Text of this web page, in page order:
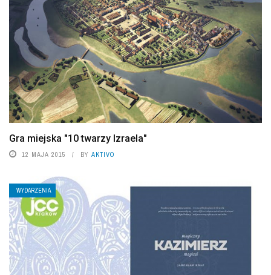
Gra miejska "10 twarzy Izraela"
12 MAJA 2015 BY AKTIVO
WYDARZENIA